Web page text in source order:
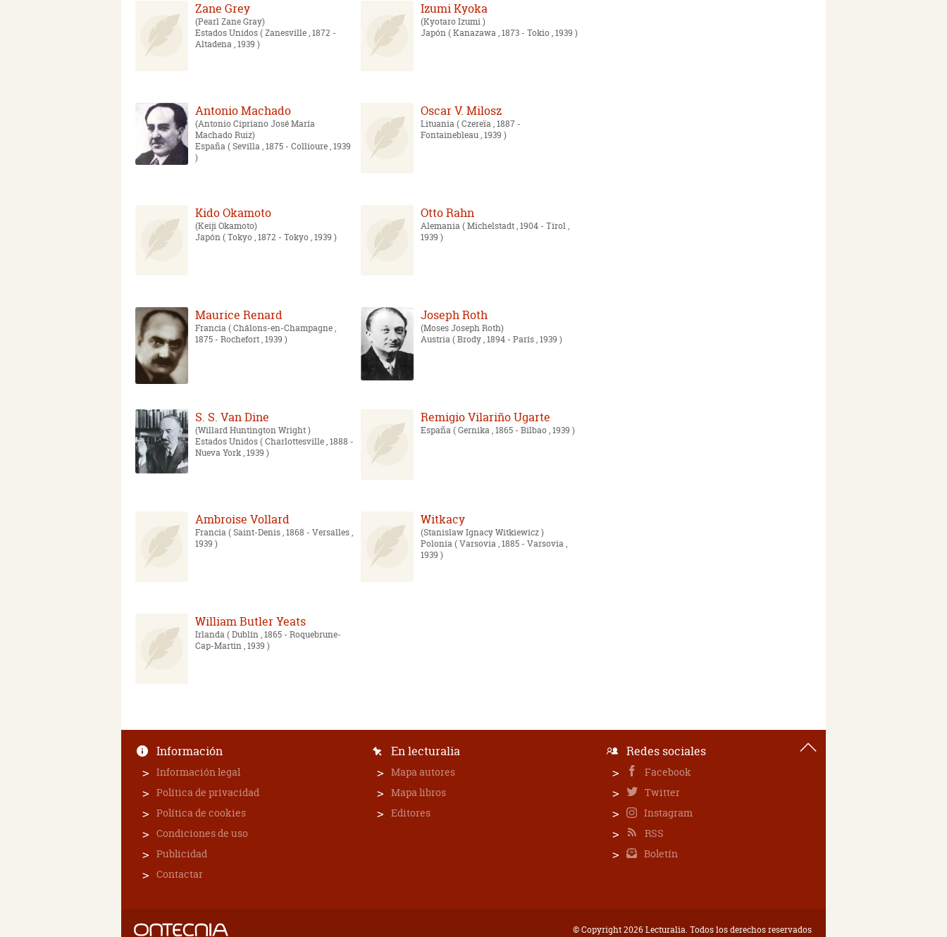
Zane Grey
Pearl Zane Gray
Estados Unidos( Zanesville , 1872 -
Altadena , 1939 )
Izumi Kyoka
Kyotaro Izumi
Japón( Kanazawa , 1873 - Tokio , 1939 )
Antonio Machado
Antonio Cipriano José María
Machado Ruiz
España( Sevilla , 1875 - Collioure , 1939
)
Oscar V. Milosz
Lituania( Czereïa , 1887 -
Fontainebleau , 1939 )
Kido Okamoto
Keiji Okamoto
Japón( Tokyo , 1872 - Tokyo , 1939 )
Otto Rahn
Alemania( Michelstadt , 1904 - Tirol ,
1939 )
Maurice Renard
Francia( Châlons-en-Champagne ,
1875 - Rochefort , 1939 )
Joseph Roth
Moses Joseph Roth
Austria( Brody , 1894 - París , 1939 )
S. S. Van Dine
Willard Huntington Wright
Estados Unidos( Charlottesville , 1888 -
Nueva York , 1939 )
Remigio Vilariño Ugarte
España( Gernika , 1865 - Bilbao , 1939 )
Ambroise Vollard
Francia( Saint-Denis , 1868 - Versalles ,
1939 )
Witkacy
Stanislaw Ignacy Witkiewicz
Polonia( Varsovia , 1885 - Varsovia ,
1939 )
William Butler Yeats
Irlanda( Dublín , 1865 - Roquebrune-
Cap-Martin , 1939 )
Información
Información legal
Política de privacidad
Política de cookies
Condiciones de uso
Publicidad
Contactar
En lecturalia
Mapa autores
Mapa libros
Editores
Redes sociales
Facebook
Twitter
Instagram
RSS
Boletín
© Copyright 2026 Lecturalia. Todos los derechos reservados